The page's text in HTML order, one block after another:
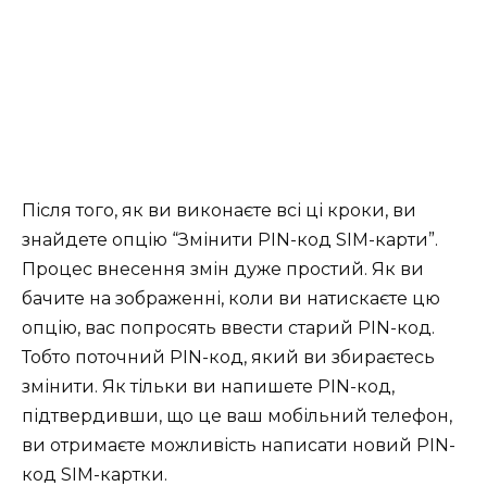
Після того, як ви виконаєте всі ці кроки, ви
знайдете опцію “Змінити PIN-код SIM-карти”.
Процес внесення змін дуже простий. Як ви
бачите на зображенні, коли ви натискаєте цю
опцію, вас попросять ввести старий PIN-код.
Тобто поточний PIN-код, який ви збираєтесь
змінити. Як тільки ви напишете PIN-код,
підтвердивши, що це ваш мобільний телефон,
ви отримаєте можливість написати новий PIN-
код SIM-картки.